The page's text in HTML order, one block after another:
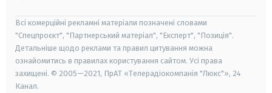
Всі комерційні рекламні матеріали позначені словами
"Спецпроєкт", "Партнерський матеріал", "Експерт", "Позиція".
Детальніше щодо реклами та правил цитування можна
ознайомитись в правилах користування сайтом. Усі права
захищені. © 2005—2021, ПрАТ «Телерадіокомпанія "Люкс"», 24
Канал.